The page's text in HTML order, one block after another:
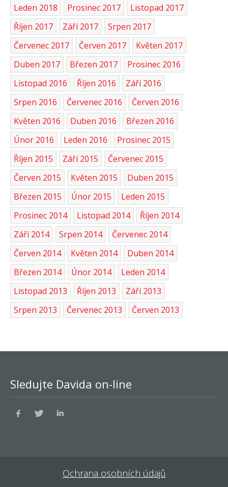
Leden 2018
Prosinec 2017
Listopad 2017
Říjen 2017
Září 2017
Srpen 2017
Červenec 2017
Červen 2017
Květen 2017
Duben 2017
Březen 2017
Prosinec 2016
Listopad 2016
Říjen 2016
Září 2016
Srpen 2016
Červenec 2016
Červen 2016
Květen 2016
Duben 2016
Březen 2016
Únor 2016
Leden 2016
Prosinec 2015
Říjen 2015
Září 2015
Červenec 2015
Červen 2015
Květen 2015
Duben 2015
Březen 2015
Únor 2015
Leden 2015
Prosinec 2014
Listopad 2014
Říjen 2014
Září 2014
Srpen 2014
Červenec 2014
Červen 2014
Květen 2014
Duben 2014
Březen 2014
Únor 2014
Leden 2014
Listopad 2013
Říjen 2013
Září 2013
Srpen 2013
Červenec 2013 Červen 2013
Sledujte Davida on-line
Ochrana osobních údajů